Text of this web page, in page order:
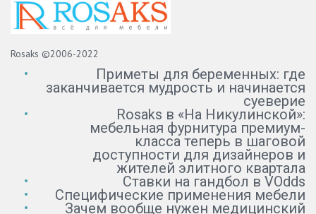
Rosaks ©2006-2022
Приметы для беременных: где
заканчивается мудрость и начинается
суеверие
Rosaks в «На Никулинской»:
мебельная фурнитура премиум-
класса теперь в шаговой
доступности для дизайнеров и
жителей элитного квартала
Ставки на гандбол в VOdds
Специфические применения мебели
Зачем вообще нужен медицинский